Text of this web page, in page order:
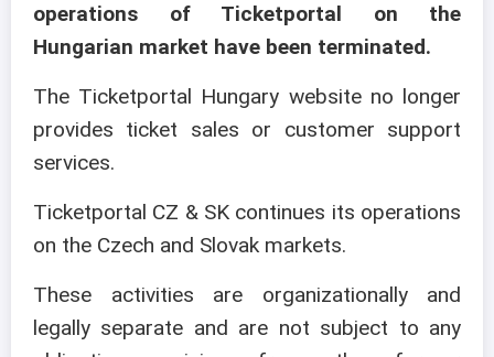
operations of Ticketportal on the
Hungarian market have been terminated.
The Ticketportal Hungary website no longer
provides ticket sales or customer support
services.
Ticketportal CZ & SK continues its operations
on the Czech and Slovak markets.
These activities are organizationally and
legally separate and are not subject to any